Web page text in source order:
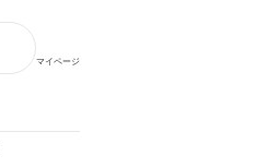
マイページ